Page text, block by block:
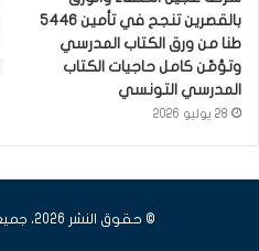
بالقصرين تنجح في تأمين 5446
طنا من ورق الكتاب المدرسي
وتؤمّن كامل حاجيات الكتاب
المدرسي التونسي
28 يوليو 2026
© حقوق النشر 2026، جميع الحقوق محفوظة